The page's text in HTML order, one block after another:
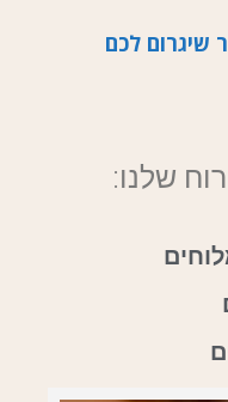
שיגרום לכם
שלנו: